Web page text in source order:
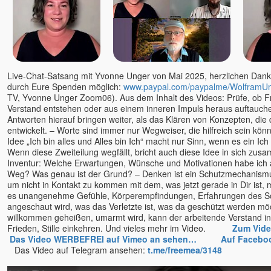
Jim Newman
Jörg Wedereit
John David
John de Ruiter
Jürgen Hummes - die
Spirebos
Kareem & Pratibha
Karim
Karin Gerlach - Mayakarina
Karl Renz
Kevin
Kerstin Landwehr
Lena Giger
Lino Heimild
Lisa Cairns
Ludmilla und Roland
Mada Dalian
Madhukar
Live-Chat-Satsang mit Yvonne Unger von Mai 2025, herzlichen
durch Eure Spenden möglich: www.paypal.com/paypalme/
TV, Yvonne Unger Zoom06). Aus dem Inhalt des Videos: Prüfe, ob
Verstand entstehen oder aus einem inneren Impuls heraus
Antworten hierauf bringen weiter, als das Klären von Konzepten, die
entwickelt. – Worte sind immer nur Wegweiser, die hilfreich sein
Idee „Ich bin alles und Alles bin Ich“ macht nur Sinn, wenn es ein
Wenn diese Zweiteilung wegfällt, bricht auch diese Idee in sich
Inventur: Welche Erwartungen, Wünsche und Motivationen habe
Weg? Was genau ist der Grund? – Denken ist ein
um nicht in Kontakt zu kommen mit dem, was jetzt gerade in Dir ist,
es unangenehme Gefühle, Körperempfindungen, Erfahrungen des
angeschaut wird, was das Verletzte ist, was da geschützt werden
willkommen geheißen, umarmt wird, kann der arbeitende Verstand
Frieden, Stille einkehren. Und vieles mehr im Video. Zum
Das Video WERBEFREI auf Vimeo an sehen…
Auf
Das Video auf Telegram ansehen: t.me/freemea/3148